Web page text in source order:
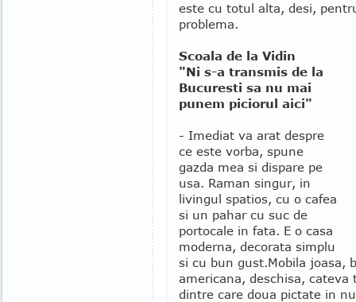
este cu totul alta, desi,
problema.
Scoala de la Vidin
"Ni s-a transmis de la
Bucuresti sa nu mai
punem piciorul aici"
- Imediat va arat despre
ce este vorba, spune
gazda mea si dispare pe
usa. Raman singur, in
livingul spatios, cu o cafea
si un pahar cu suc de
portocale in fata. E o casa
moderna, decorata simplu
si cu bun gust.Mobila joasa,
americana, deschisa, cateva
dintre care doua pictate in